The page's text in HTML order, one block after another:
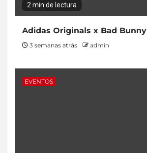
2 min de lectura
Adidas Originals x Bad Bunny
3 semanas atrás admin
EVENTOS